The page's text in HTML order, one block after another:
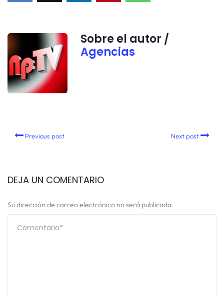
Sobre el autor /
Agencias
Previous post Next post
DEJA UN COMENTARIO
Su dirección de correo electrónico no será publicada.